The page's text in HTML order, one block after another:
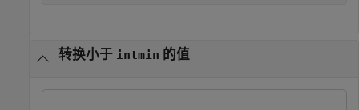
转换小于 intmin 的值